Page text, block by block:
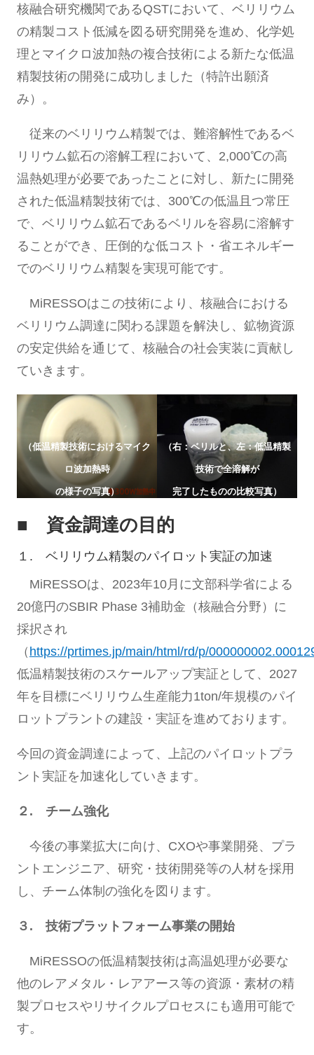
核融合研究機関であるQSTにおいて、ベリリウム
の精製コスト低減を図る研究開発を進め、化学処
理とマイクロ波加熱の複合技術による新たな低温
精製技術の開発に成功しました（特許出願済
み）。
従来のベリリウム精製では、難溶解性であるベ
リリウム鉱石の溶解工程において、2,000℃の高
温熱処理が必要であったことに対し、新たに開発
された低温精製技術では、300℃の低温且つ常圧
で、ベリリウム鉱石であるベリルを容易に溶解す
ることができ、圧倒的な低コスト・省エネルギー
でのベリリウム精製を実現可能です。
MiRESSOはこの技術により、核融合における
ベリリウム調達に関わる課題を解決し、鉱物資源
の安定供給を通じて、核融合の社会実装に貢献し
ていきます。
（低温精製技術におけるマイク
ロ波加熱時
の様子の写真）
（右：ベリルと、左：低温精製
技術で全溶解が
完了したものの比較写真）
■ 資金調達の目的
１. ベリリウム精製のパイロット実証の加速
MiRESSOは、2023年10月に文部科学省による
20億円のSBIR Phase 3補助金（核融合分野）に
採択され
（ https://prtimes.jp/main/html/rd/p/
低温精製技術のスケールアップ実証として、2027
年を目標にベリリウム生産能力1ton/年規模のパイ
ロットプラントの建設・実証を進めております。
今回の資金調達によって、上記のパイロットプラ
ント実証を加速化していきます。
２. チーム強化
今後の事業拡大に向け、CXOや事業開発、プラ
ントエンジニア、研究・技術開発等の人材を採用
し、チーム体制の強化を図ります。
３. 技術プラットフォーム事業の開始
MiRESSOの低温精製技術は高温処理が必要な
他のレアメタル・レアアース等の資源・素材の精
製プロセスやリサイクルプロセスにも適用可能で
す。